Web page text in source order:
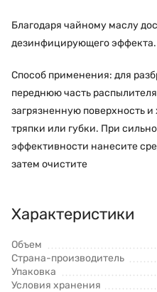
Благодаря чайному маслу
дезинфицирующего эффекта.
Способ применения: для
переднюю часть
загрязненную поверхность
тряпки или губки. При
эффективности нанесите
затем очистите
Характеристики
Объем
Страна-производитель
Упаковка
Условия хранения